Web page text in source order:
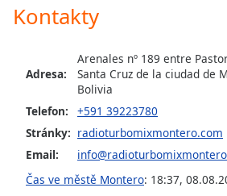
Fullscreen
modal
window.
Kontakty
Adresa:
Arenales nº 189 entre
Santa Cruz de la ciudad de
Bolivia
Telefon:
+591 39223780
Stránky: radioturbomixmontero.com
Email:
Čas ve městě Montero: 18:37,